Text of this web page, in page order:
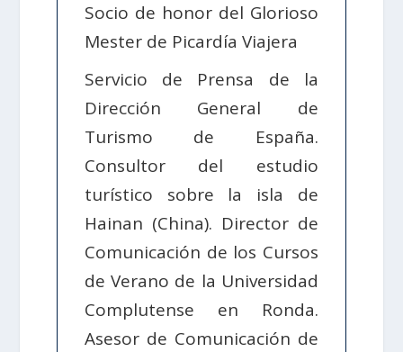
Socio de honor del Glorioso
Mester de Picardía Viajera
Servicio de Prensa de la
Dirección General de
Turismo de España.
Consultor del estudio
turístico sobre la isla de
Hainan (China). Director de
Comunicación de los Cursos
de Verano de la Universidad
Complutense en Ronda.
Asesor de Comunicación de